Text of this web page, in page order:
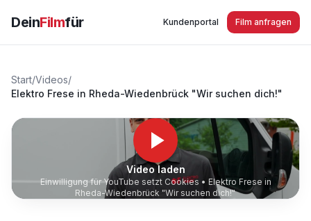
DeinFilmfür Kundenportal Film anfragen
Start/Videos/
Elektro Frese in Rheda-Wiedenbrück "Wir suchen dich!"
Video laden
Einwilligung für YouTube setzt Cookies • Elektro Frese in
Rheda-Wiedenbrück "Wir suchen dich!"